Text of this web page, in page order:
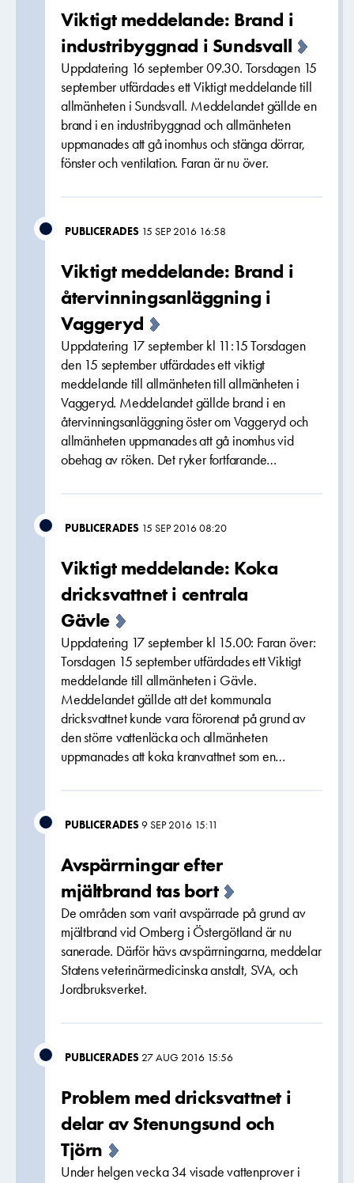
Viktigt meddelande: Brand i
industribyggnad i Sundsvall
Uppdatering 16 september 09.30. Torsdagen 15
september utfärdades ett Viktigt meddelande till
allmänheten i Sundsvall. Meddelandet gällde en
brand i en industribyggnad och allmänheten
uppmanades att gå inomhus och stänga dörrar,
fönster och ventilation. Faran är nu över.
PUBLICERADES 15 SEP 2016 16:58
Viktigt meddelande: Brand i
återvinningsanläggning i
Vaggeryd
Uppdatering 17 september kl 11:15 Torsdagen
den 15 september utfärdades ett viktigt
meddelande till allmänheten till allmänheten i
Vaggeryd. Meddelandet gällde brand i en
återvinningsanläggning öster om Vaggeryd och
allmänheten uppmanades att gå inomhus vid
obehag av röken. Det ryker fortfarande…
PUBLICERADES 15 SEP 2016 08:20
Viktigt meddelande: Koka
dricksvattnet i centrala
Gävle
Uppdatering 17 september kl 15.00: Faran över:
Torsdagen 15 september utfärdades ett Viktigt
meddelande till allmänheten i Gävle.
Meddelandet gällde att det kommunala
dricksvattnet kunde vara förorenat på grund av
den större vattenläcka och allmänheten
uppmanades att koka kranvattnet som en…
PUBLICERADES9 SEP 2016 15:11
Avspärrningar efter
mjältbrand tas bort
De områden som varit avspärrade på grund av
mjältbrand vid Omberg i Östergötland är nu
sanerade. Därför hävs avspärrningarna, meddelar
Statens veterinärmedicinska anstalt, SVA, och
Jordbruksverket.
PUBLICERADES 27 AUG 2016 15:56
Problem med dricksvattnet i
delar av Stenungsund och
Tjörn
Under helgen vecka 34 visade vattenprover i